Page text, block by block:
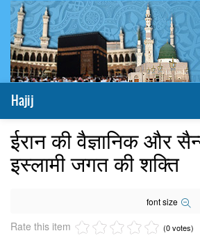
Hajij
ईरान की वैज्ञानिक और
इस्लामी जगत की शक्ति
font size
Rate this item (0 votes)